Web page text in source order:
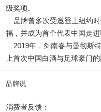
级奖项。
品牌曾多次受邀登上纽约
福，并成为首个代表中国走进
2019年，剑南春与曼彻斯
上首次中国白酒与足球豪门的
品牌说
消费者反馈：